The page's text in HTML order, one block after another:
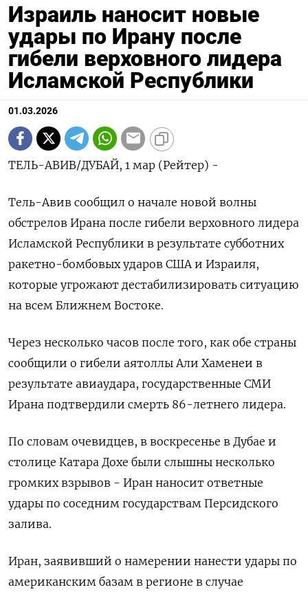
Израиль наносит новые
удары по Ирану после
гибели верховного лидера
Исламской Республики
01.03.2026
ТЕЛЬ-АВИВ/ДУБАЙ, 1 мар (Рейтер) -
Тель-Авив сообщил о начале новой волны
обстрелов Ирана после гибели верховного лидера
Исламской Республики в результате субботних
ракетно-бомбовых ударов США и Израиля,
которые угрожают дестабилизировать ситуацию
на всем Ближнем Востоке.
Через ‌несколько часов после того, как обе страны
сообщили о гибели аятоллы Али Хаменеи в
результате авиаудара, государственные СМИ
Ирана подтвердили смерть 86-летнего лидера.
По словам очевидцев, в воскресенье в Дубае и
столице ​Катара Дохе были слышны несколько
громких ​взрывов - Иран наносит ответные
удары ​по соседним ⁠государствам Персидского
залива.
Иран, заявивший о намерении нанести удары по
американским базам ‌в регионе в случае